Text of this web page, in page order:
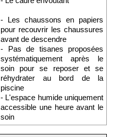
- Les chaussons en papiers
pour recouvrir les chaussures
avant de descendre
- Pas de tisanes proposées
systématiquement après le
soin pour se reposer et se
réhydrater au bord de la
piscine
- L'espace humide uniquement
accessible une heure avant le
soin